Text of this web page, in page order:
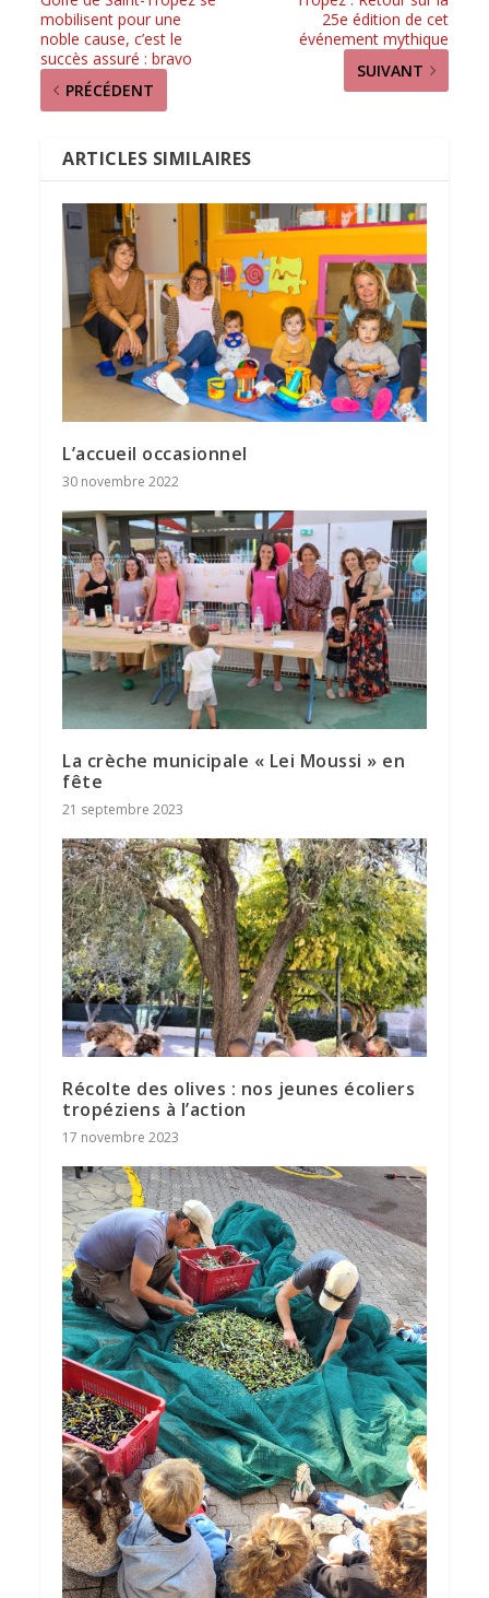
mobilisent pour une
noble cause, c’est le
succès assuré : bravo
PRÉCÉDENT
25e édition de cet
événement mythique
SUIVANT
ARTICLES SIMILAIRES
L’accueil occasionnel
30 novembre 2022
La crèche municipale « Lei Moussi » en
fête
21 septembre 2023
Récolte des olives : nos jeunes écoliers
tropéziens à l’action
17 novembre 2023